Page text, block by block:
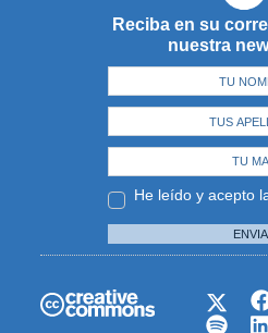
Reciba en su
nuestra
He leído y acepto